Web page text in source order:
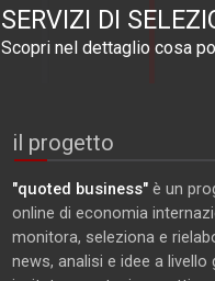
SERVIZI DI
Scopri nel dettaglio cosa
il progetto
"quoted business" è un
online di economia
monitora, seleziona e
news, analisi e idee a livello